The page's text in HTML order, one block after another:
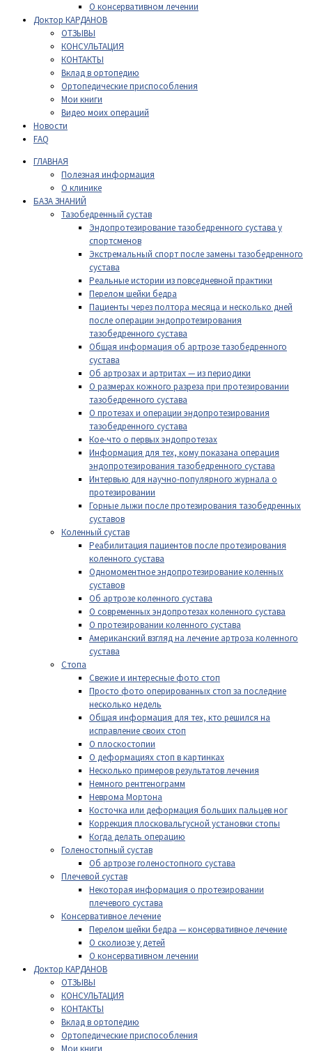
О консервативном лечении
Доктор КАРДАНОВ
ОТЗЫВЫ
КОНСУЛЬТАЦИЯ
КОНТАКТЫ
Вклад в ортопедию
Ортопедические приспособления
Мои книги
Видео моих операций
Новости
FAQ
ГЛАВНАЯ
Полезная информация
О клинике
БАЗА ЗНАНИЙ
Тазобедренный сустав
Эндопротезирование тазобедренного сустава у
спортсменов
Экстремальный спорт после замены тазобедренного
сустава
Реальные истории из повседневной практики
Перелом шейки бедра
Пациенты через полтора месяца и несколько дней
после операции эндопротезирования
тазобедренного сустава
Общая информация об артрозе тазобедренного
сустава
Об артрозах и артритах — из периодики
О размерах кожного разреза при протезировании
тазобедренного сустава
О протезах и операции эндопротезирования
тазобедренного сустава
Кое-что о первых эндопротезах
Информация для тех, кому показана операция
эндопротезирования тазобедренного сустава
Интервью для научно-популярного журнала о
протезировании
Горные лыжи после протезирования тазобедренных
суставов
Коленный сустав
Реабилитация пациентов после протезирования
коленного сустава
Одномоментное эндопротезирование коленных
суставов
Об артрозе коленного сустава
О современных эндопротезах коленного сустава
О протезировании коленного сустава
Американский взгляд на лечение артроза коленного
сустава
Стопа
Свежие и интересные фото стоп
Просто фото оперированных стоп за последние
несколько недель
Общая информация для тех, кто решился на
исправление своих стоп
О плоскостопии
О деформациях стоп в картинках
Несколько примеров результатов лечения
Немного рентгенограмм
Неврома Мортона
Косточка или деформация больших пальцев ног
Коррекция плосковальгусной установки стопы
Когда делать операцию
Голеностопный сустав
Об артрозе голеностопного сустава
Плечевой сустав
Некоторая информация о протезировании
плечевого сустава
Консервативное лечение
Перелом шейки бедра — консервативное лечение
О сколиозе у детей
О консервативном лечении
Доктор КАРДАНОВ
ОТЗЫВЫ
КОНСУЛЬТАЦИЯ
КОНТАКТЫ
Вклад в ортопедию
Ортопедические приспособления
Мои книги